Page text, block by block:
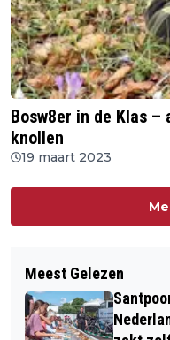
Bosw8er in de Klas
knollen
19 maart 2023
Meest Gelezen